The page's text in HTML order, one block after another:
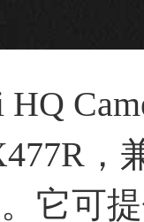
HQ
，
它可